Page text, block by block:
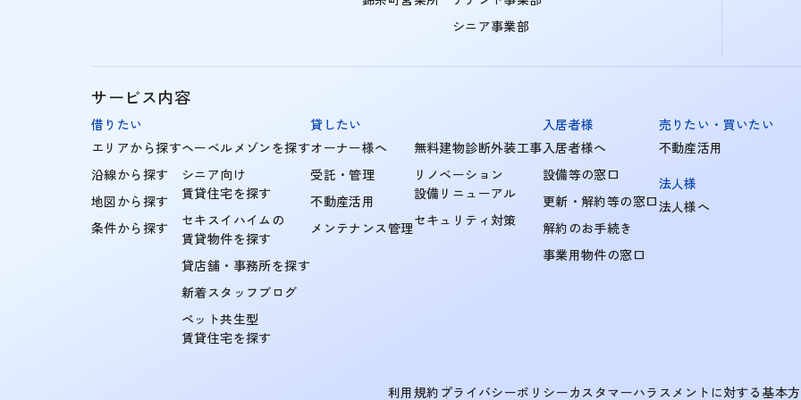
シニア事業部
サービス内容
借りたい
エリアから探す
沿線から探す
地図から探す
条件から探す
ヘーベルメゾンを探す
シニア向け
賃貸住宅を探す
セキスイハイムの
賃貸物件を探す
貸店舗・事務所を探す
新着スタッフブログ
ペット共生型
賃貸住宅を探す
貸したい
オーナー様へ
受託・管理
不動産活用
メンテナンス管理
無料建物診断外装工事
リノベーション
設備リニューアル
セキュリティ対策
入居者様
入居者様へ
設備等の窓口
更新・解約等の窓口
解約のお手続き
事業用物件の窓口
売りたい・買いたい
不動産活用
法人様
法人様へ
利用規約 プライバシーポリシーカスタマーハラスメントに対する基本